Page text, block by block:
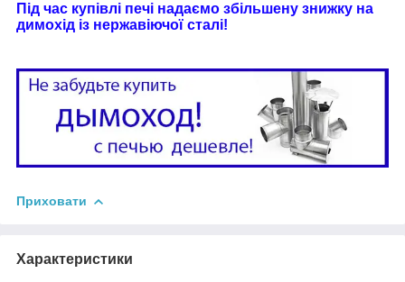
Під час купівлі печі надаємо збільшену знижку на
димохід із нержавіючої сталі!
Приховати
Характеристики